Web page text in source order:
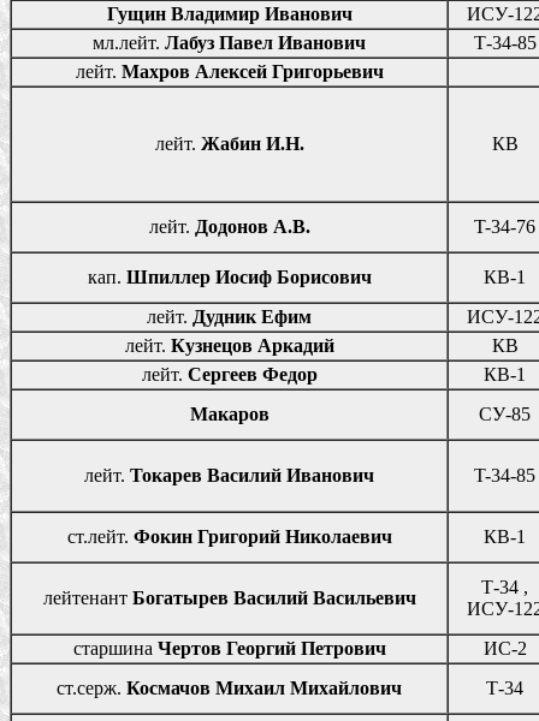
Гущин Владимир Иванович
ИСУ-
мл.лейт. Лабуз Павел Иванович
Т-34-85
лейт. Махров Алексей Григорьевич
лейт. Жабин И.Н. КВ
лейт. Додонов А.В. T-34-76
кап. Шпиллер Иосиф Борисович
КВ-1
лейт. Дудник Ефим
ИСУ-
лейт. Кузнецов Аркадий
КВ
лейт. Сергеев Федор
КВ-1
Макаров
СУ-85
лейт. Токарев Василий Иванович T-34-85
ст.лейт. Фокин Григорий Николаевич КВ-1
лейтенант Богатырев Василий Васильевич
Т-34 ,
ИСУ-
старшина Чертов Георгий Петрович
ИС-2
ст.серж. Космачов Михаил Михайлович Т-34